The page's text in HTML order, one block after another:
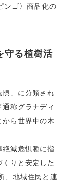
ンゴ〉商品化の
守る植樹活
」に分類され
称グラナディ
ら世界中の木
滅危惧種に指
りと安定した
、地域住民と連